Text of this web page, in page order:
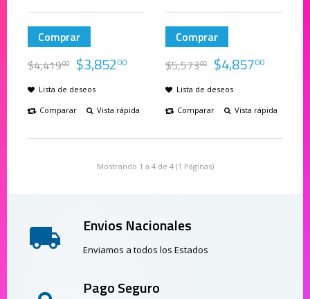
Comprar
$4,41900 $3,85200
Lista de deseos
Comparar
Vista rápida
Comprar
$5,57300 $4,85700
Lista de deseos
Comparar
Vista rápida
Mostrando 1 a 4 de 4 (1 Páginas)
Envios Nacionales
Enviamos a todos los Estados
Pago Seguro